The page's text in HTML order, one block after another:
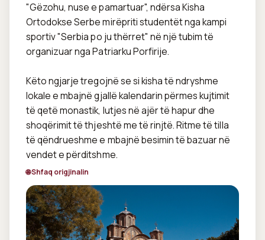
"Gëzohu, nuse e pamartuar", ndërsa Kisha
Ortodokse Serbe mirëpriti studentët nga kampi
sportiv "Serbia po ju thërret" në një tubim të
organizuar nga Patriarku Porfirije.
Këto ngjarje tregojnë se si kisha të ndryshme
lokale e mbajnë gjallë kalendarin përmes kujtimit
të qetë monastik, lutjes në ajër të hapur dhe
shoqërimit të thjeshtë me të rinjtë. Ritme të tilla
të qëndrueshme e mbajnë besimin të bazuar në
vendet e përditshme.
🌐 Shfaq origjinalin